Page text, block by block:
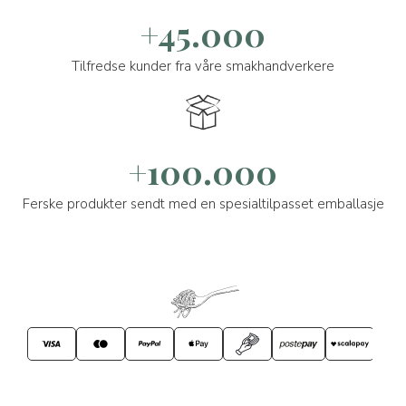
+45.000
Tilfredse kunder fra våre smakhandverkere
+100.000
Ferske produkter sendt med en spesialtilpasset emballasje